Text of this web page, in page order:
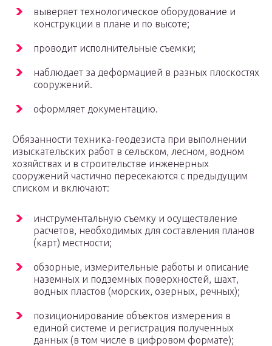
выверяет технологическое оборудование и
конструкции в плане и по высоте;
проводит исполнительные съемки;
наблюдает за деформацией в разных плоскостях
сооружений.
оформляет документацию.
Обязанности техника-геодезиста при выполнении
изыскательских работ в сельском, лесном, водном
хозяйствах и в строительстве инженерных
сооружений частично пересекаются с предыдущим
списком и включают:
инструментальную съемку и осуществление
расчетов, необходимых для составления планов
(карт) местности;
обзорные, измерительные работы и описание
наземных и подземных поверхностей, шахт,
водных пластов (морских, озерных, речных);
позиционирование объектов измерения в
единой системе и регистрация полученных
данных (в том числе в цифровом формате);